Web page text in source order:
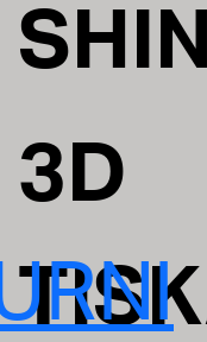
3D